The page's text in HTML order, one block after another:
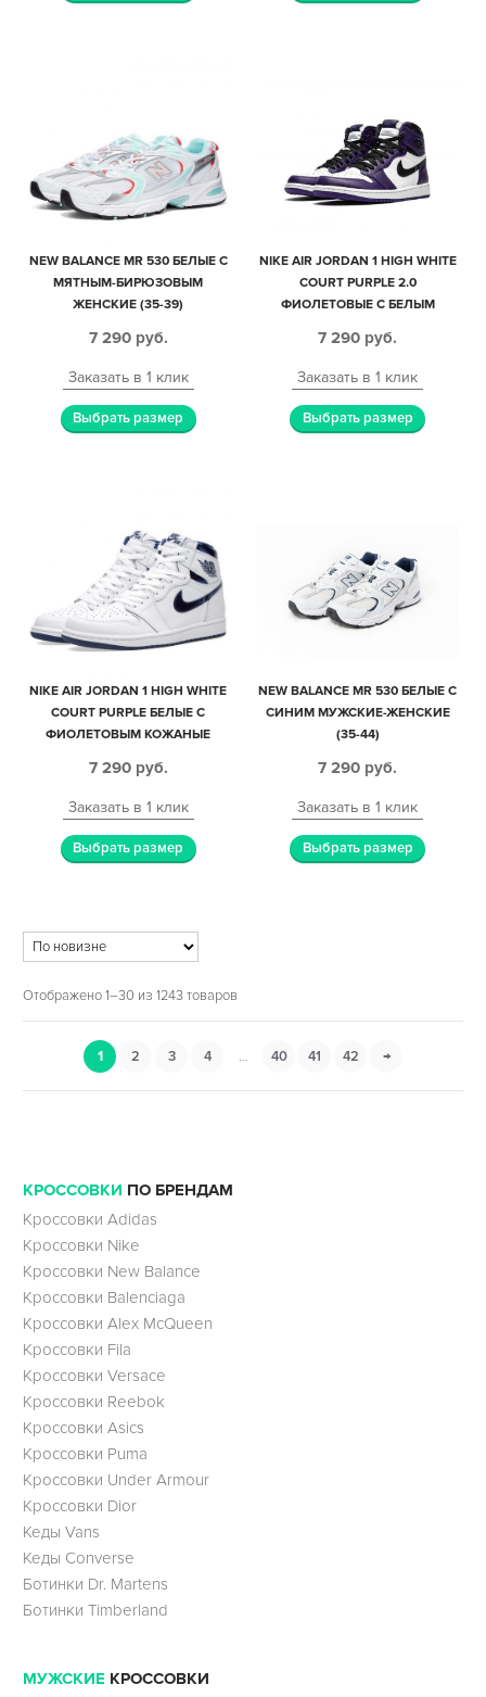
NEW BALANCE MR 530 БЕЛЫЕ С
МЯТНЫМ-БИРЮЗОВЫМ
ЖЕНСКИЕ (35-39)
7 290 руб.
Заказать в 1 клик
Выбрать размер
NIKE AIR JORDAN 1 HIGH WHITE
COURT PURPLE 2.0
ФИОЛЕТОВЫЕ С БЕЛЫМ
ЖЕНСКИЕ (36-40)
7 290 руб.
Заказать в 1 клик
Выбрать размер
NIKE AIR JORDAN 1 HIGH WHITE
COURT PURPLE БЕЛЫЕ С
ФИОЛЕТОВЫМ КОЖАНЫЕ
7 290 руб.
Заказать в 1 клик
Выбрать размер
NEW BALANCE MR 530 БЕЛЫЕ С
СИНИМ МУЖСКИЕ-ЖЕНСКИЕ
(35-44)
7 290 руб.
Заказать в 1 клик
Выбрать размер
Отображено 1–30 из 1243 товаров
1 2 3 4 … 40 41 42 →
КРОССОВКИ ПО БРЕНДАМ
Кроссовки Adidas
Кроссовки Nike
Кроссовки New Balance
Кроссовки Balenciaga
Кроссовки Alex McQueen
Кроссовки Fila
Кроссовки Versace
Кроссовки Reebok
Кроссовки Asics
Кроссовки Puma
Кроссовки Under Armour
Кроссовки Dior
Кеды Vans
Кеды Converse
Ботинки Dr. Martens
Ботинки Timberland
МУЖСКИЕ КРОССОВКИ